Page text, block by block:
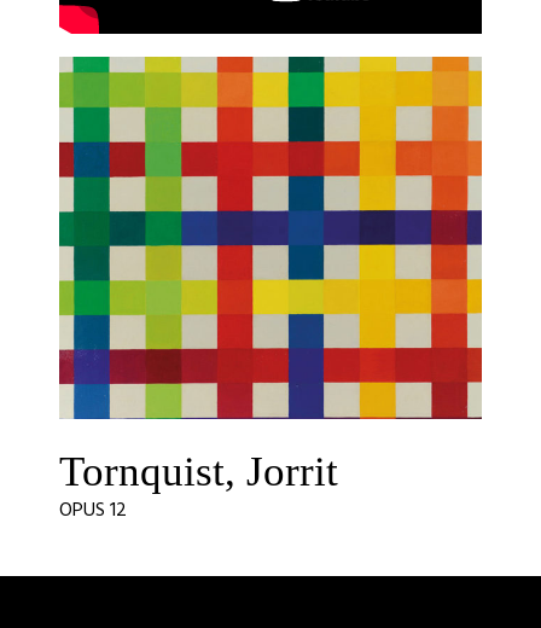
Tornquist, Jorrit
OPUS 12